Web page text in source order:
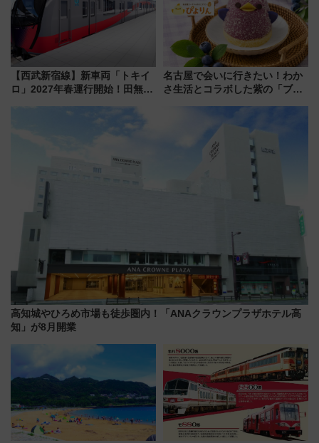
【西武新宿線】新車両「トキイ
ロ」2027年春運行開始！田無・
名古屋で会いに行きたい！わか
さ生活とコラボした紫の「ブル
高知城やひろめ市場も徒歩圏内！「ANAクラウンプラザホテル高
知」が8月開業